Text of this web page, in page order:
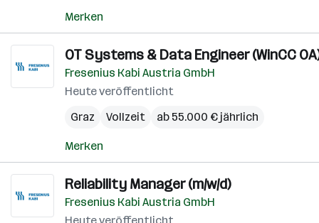
Merken
OT Systems & Data Engineer (WinCC
Fresenius Kabi Austria GmbH
Heute veröffentlicht
Graz
Vollzeit ab 55.000 € jährlich
Merken
Reliability Manager (m/w/d)
Fresenius Kabi Austria GmbH